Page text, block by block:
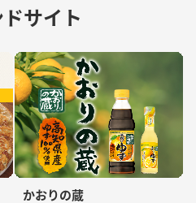
サイト
かおりの蔵